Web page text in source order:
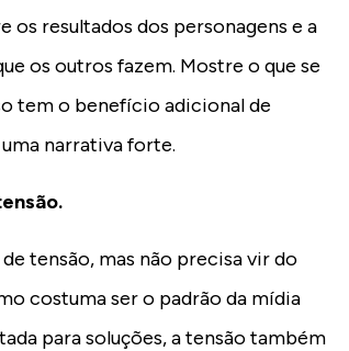
os resultados dos personagens e a
os outros fazem. Mostre o que se
tem o benefício adicional de
narrativa forte.
tensão, mas não precisa vir do
costuma ser o padrão da mídia
para soluções, a tensão também